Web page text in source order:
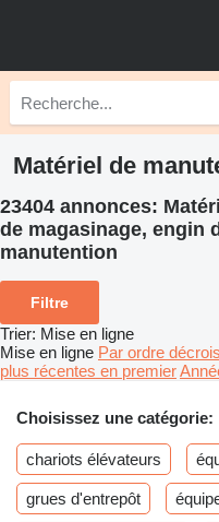
Matériel de
23404 annonces:
de magasinage, engin
manutention
Filtre
Trier: Mise en ligne
Mise en ligne Par ordre
plus récentes en premier
Choisissez une catégorie:
chariots élévateurs
grues d'entrepôt